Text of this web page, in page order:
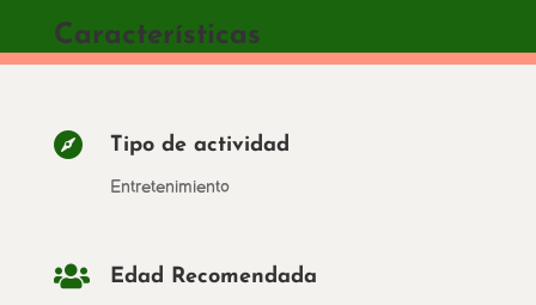
Características
 Tipo de actividad
Entretenimiento
 Edad Recomendada